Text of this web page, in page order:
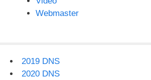
Webmaster
2019 DNS
2020 DNS